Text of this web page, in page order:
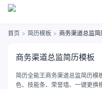
首页 > 简历模板 > 商务渠道总监简
商务渠道总监简历模板
简历全能王商务渠道总监简历模
色、技能条、荣誉墙、一键更换